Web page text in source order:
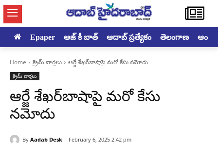
Epaper ఆజ్ కీ బాత్ ఆదాబ్ ప్రత్యేకం తెలంగాణ
Home క్రైమ్ వార్తలు ఆర్జే శేఖర్‌బాషాపై మరో కేసు నమోదు
క్రైమ్ వార్తలు
ఆర్జే శేఖర్‌బాషాపై మరో కేసు
నమోదు
By Aadab Desk February 6, 2025 2:42 pm